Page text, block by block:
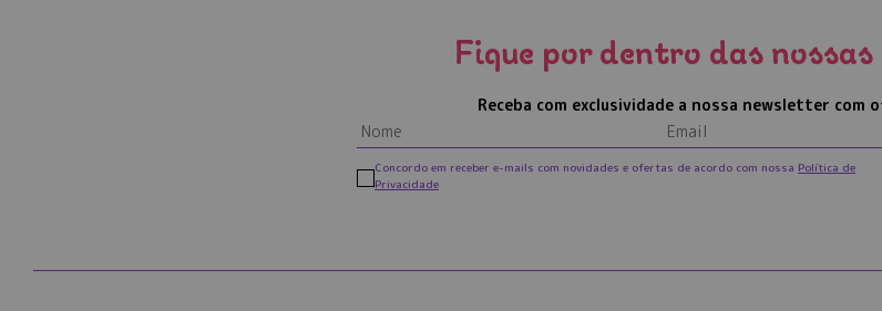
Fique por dentro das
Receba com exclusividade a nossa newsletter com
Concordo em receber e-mails com novidades e ofertas de acordo com nossa Política de
Privacidade